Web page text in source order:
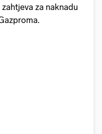
za naknadu